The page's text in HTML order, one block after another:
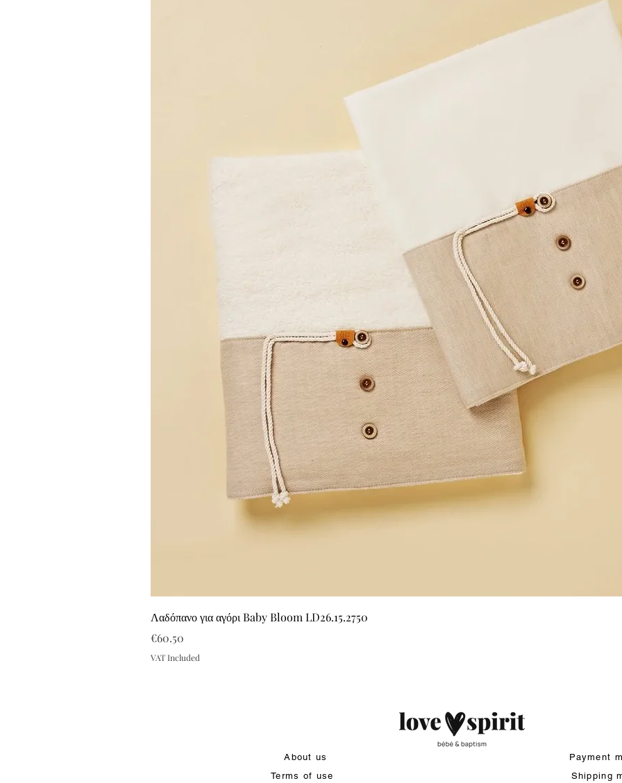
Λαδόπανο για αγόρι Baby Bloom LD26.15.2750
Price
€60.50
VAT Included
About us
Terms of use
Payment
Shipping